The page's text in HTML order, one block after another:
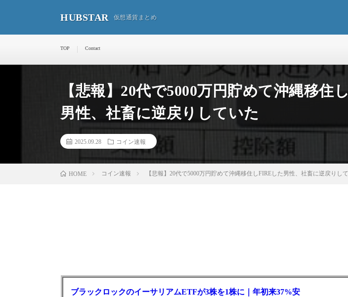
HUBSTAR 仮想通貨まとめ
TOP Contact
【悲報】20代で5000万円貯めて沖縄移住
男性、社畜に逆戻りしていた
2025.09.28 コイン速報
HOME コイン速報 【悲報】20代で5000万円貯めて沖縄移住しFIREした男性、社畜に逆戻りし
ブラックロックのイーサリアムETFが3株を1株に｜年初来37%安